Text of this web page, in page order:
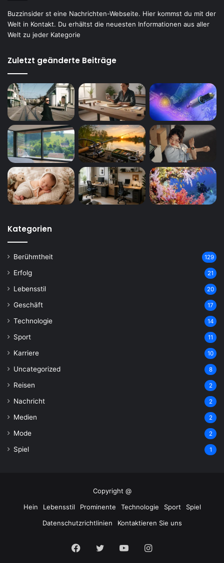
Buzzinsider st eine Nachrichten-Webseite. Hier kommst du mit der
Welt in Kontakt. Du erhältst die neuesten Informationen aus aller
Welt zu jeder Kategorie
Zuletzt geänderte Beiträge
Kategorien
Berühmtheit 129
Erfolg 21
Lebensstil 20
Geschäft 17
Technologie 14
Sport 11
Karriere 10
Uncategorized 8
Reisen 2
Nachricht 2
Medien 2
Mode 2
Spiel 1
Copyright @
Hein
Lebensstil Prominente Technologie Sport
Spiel
Datenschutzrichtlinien
Kontaktieren Sie uns
Facebook
TwitterYouTubeInstagram